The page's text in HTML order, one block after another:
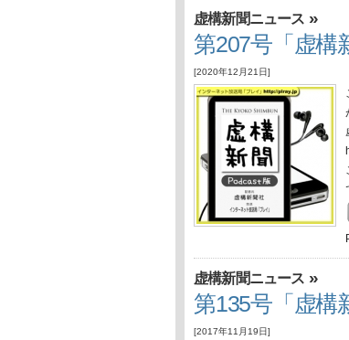
虚構新聞ニュース »
第207号「虚構
[2020年12月21日]
虚構新聞ニュース »
第135号「虚構
[2017年11月19日]